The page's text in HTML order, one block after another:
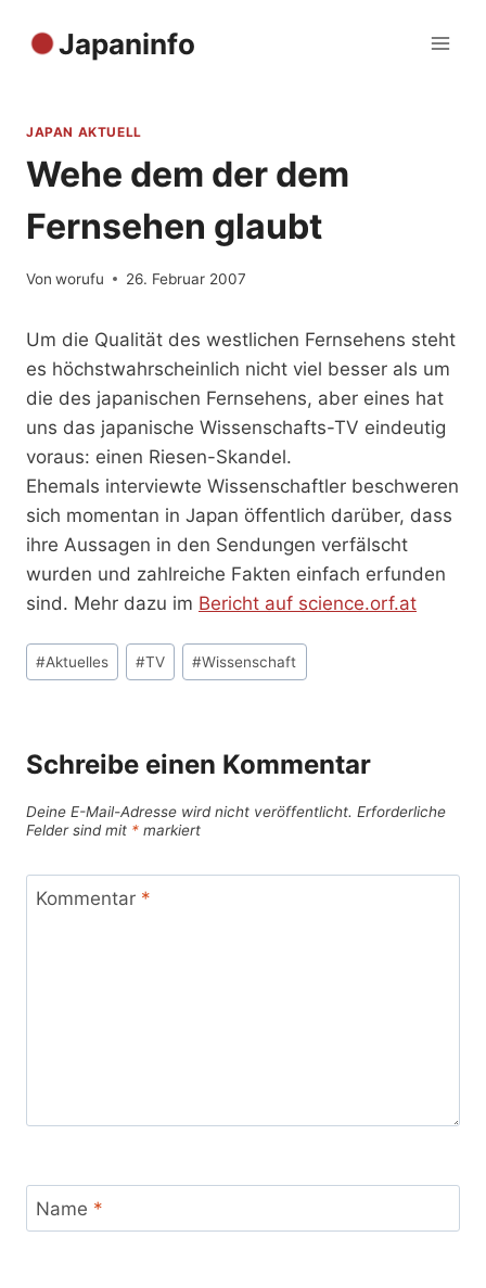
Inhalt
Japaninfo
JAPAN AKTUELL
Wehe dem der dem
Fernsehen glaubt
Von worufu 26. Februar 2007
Um die Qualität des westlichen Fernsehens steht
es höchstwahrscheinlich nicht viel besser als um
die des japanischen Fernsehens, aber eines hat
uns das japanische Wissenschafts-TV eindeutig
voraus: einen Riesen-Skandel.
Ehemals interviewte Wissenschaftler beschweren
sich momentan in Japan öffentlich darüber, dass
ihre Aussagen in den Sendungen verfälscht
wurden und zahlreiche Fakten einfach erfunden
sind. Mehr dazu im Bericht auf science.orf.at
Schlagworte:
#Aktuelles #TV #Wissenschaft
Schreibe einen Kommentar
Deine E-Mail-Adresse wird nicht veröffentlicht. Erforderliche
Felder sind mit * markiert
Kommentar *
Name *